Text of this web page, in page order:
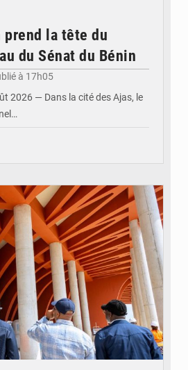
prend la tête du
du Sénat du Bénin
à 17h05
2026 — Dans la cité des Ajas, le